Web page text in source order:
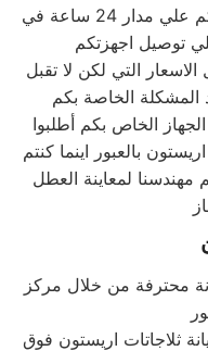
فريق مخصص للرد علي كافة اسئلتكم علي مدار 24 ساعة في
توصيل اجهزتكم
التي لكن لا تقبل
المشكلة الخاصة بكم
الخاص بكم أطلبوا
بالعبور اينما كنتم
لمعاينة العطل
محترفة من خلال مركز
ثلاجاتات اريستون فوق